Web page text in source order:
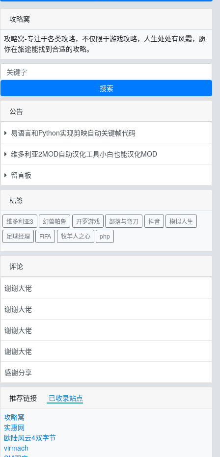
攻略窝
攻略窝-专注于各类攻略，不仅限于游戏攻略，人生处处有风霜，愿
你在旅途能找到合适的攻略。
搜索
公告
易语言和Python实现剪映自动关键帧代码
维多利亚2MOD自助汉化工具小白也能汉化MOD
留言板
标签
维多利亚3 幻兽帕鲁 开罗游戏 部落与弯刀 抖音
模拟人生
足球经理
FIFA 牧羊人之心 php
评论
谢谢大佬
谢谢大佬
谢谢大佬
谢谢大佬
感谢分享
推荐链接
已收录站点
攻略窝
实惠网
欧陆风云4双字节
virmach